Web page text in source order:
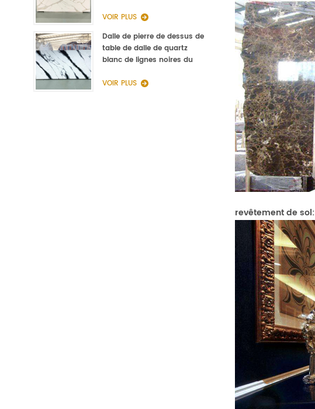
revêtement de sol:
VOIR PLUS
Dalle de pierre de dessus de
table de dalle de quartz
blanc de lignes noires du
VOIR PLUS